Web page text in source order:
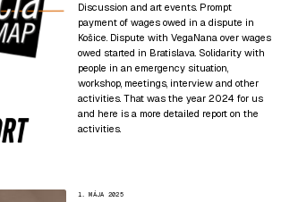
Discussion and art events. Prompt
payment of wages owed in a dispute in
Košice. Dispute with VegaNana over wages
owed started in Bratislava. Solidarity with
people in an emergency situation,
workshop, meetings, interview and other
activities. That was the year 2024 for us
and here is a more detailed report on the
activities.
1. MÁJA 2025